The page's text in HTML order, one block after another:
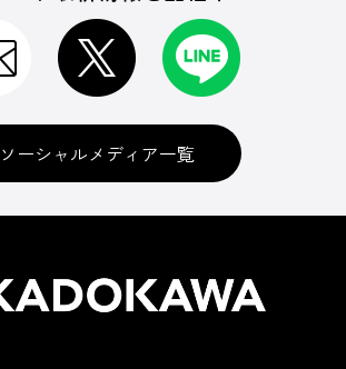
ソーシャルメディア一覧